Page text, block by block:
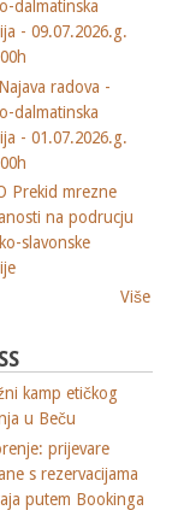
dalmatinska
- 09.07.2026.g.
radova -
dalmatinska
- 01.07.2026.g.
Prekid mrezne
na podrucju
slavonske
Više
kamp etičkog
u Beču
prijevare
s rezervacijama
putem Bookinga